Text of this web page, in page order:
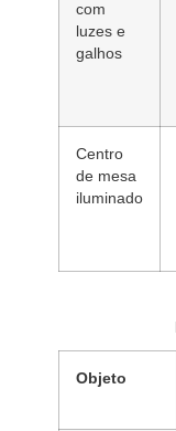
com
luzes e
galhos
Centro
de mesa
iluminado
Objeto